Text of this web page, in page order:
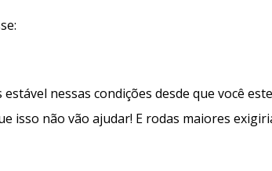
nessas condições desde que você
isso não vão ajudar! E rodas maiores